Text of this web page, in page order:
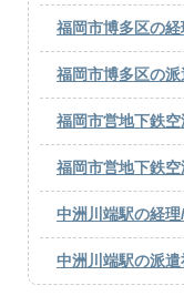
福岡市博多区の
福岡市博多区の
福岡市営地下鉄
福岡市営地下鉄
中洲川端駅の経
中洲川端駅の派遣